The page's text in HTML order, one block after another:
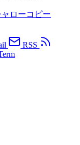
ローコピー
RSS